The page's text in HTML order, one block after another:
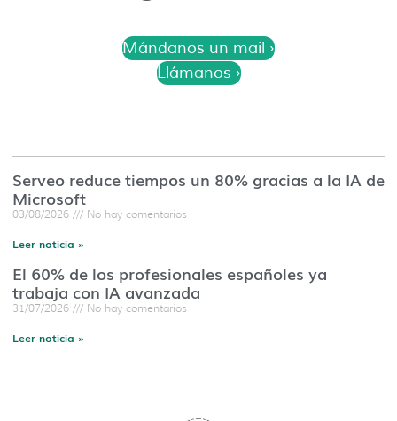
Mándanos un mail ›
Llámanos ›
Serveo reduce tiempos un 80% gracias a la IA de
Microsoft
03/08/2026 No hay comentarios
Leer noticia »
El 60% de los profesionales españoles ya
trabaja con IA avanzada
31/07/2026 No hay comentarios
Leer noticia »